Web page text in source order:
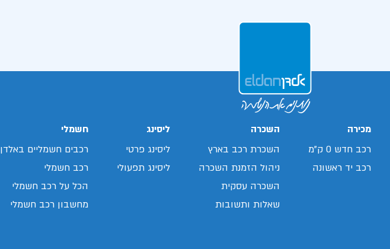
מכירה
רכב חדש 0 ק"מ
רכב יד ראשונה
השכרה
השכרת רכב בארץ
ניהול הזמנת השכרה
השכרה עסקית
שאלות ותשובות
ליסינג
ליסינג פרטי
ליסינג תפעולי
חשמלי
רכבים חשמליים באלדן
רכב חשמלי
הכל על רכב חשמלי
מחשבון רכב חשמלי